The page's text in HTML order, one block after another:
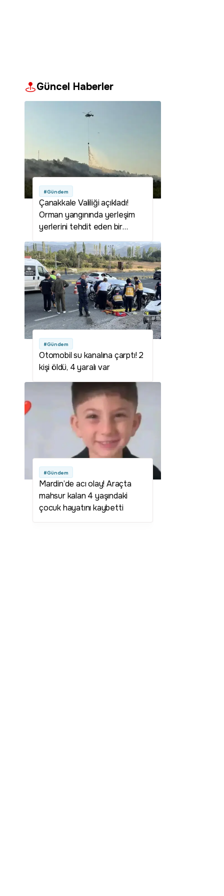
Güncel Haberler
#Gündem
Çanakkale Valiliği açıkladı!
Orman yangınında yerleşim
yerlerini tehdit eden bir
#Gündem
Otomobil su kanalına çarptı! 2
kişi öldü, 4 yaralı var
#Gündem
Mardin’de acı olay! Araçta
mahsur kalan 4 yaşındaki
çocuk hayatını kaybetti